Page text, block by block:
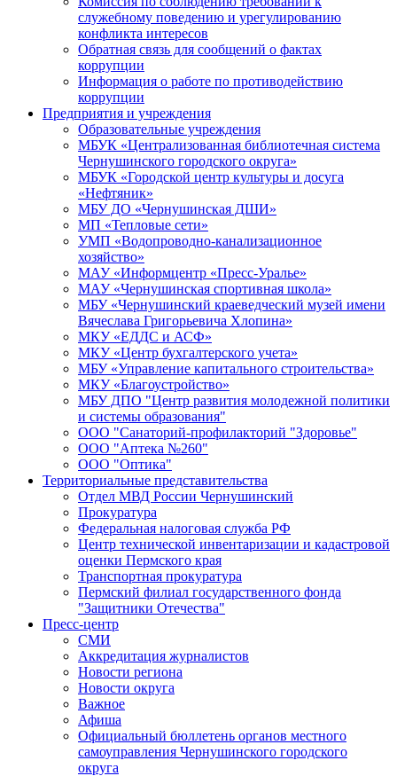
служебному поведению и урегулированию
конфликта интересов
Обратная связь для сообщений о фактах
коррупции
Информация о работе по противодействию
коррупции
Предприятия и учреждения
Образовательные учреждения
МБУК «Централизованная библиотечная система
Чернушинского городского округа»
МБУК «Городской центр культуры и досуга
«Нефтяник»
МБУ ДО «Чернушинская ДШИ»
МП «Тепловые сети»
УМП «Водопроводно-канализационное
хозяйство»
МАУ «Информцентр «Пресс-Уралье»
МАУ «Чернушинская спортивная школа»
МБУ «Чернушинский краеведческий музей имени
Вячеслава Григорьевича Хлопина»
МКУ «ЕДДС и АСФ»
МКУ «Центр бухгалтерского учета»
МБУ «Управление капитального строительства»
МКУ «Благоустройство»
МБУ ДПО "Центр развития молодежной политики
и системы образования"
ООО "Санаторий-профилакторий "Здоровье"
ООО "Аптека №260"
ООО "Оптика"
Территориальные представительства
Отдел МВД России Чернушинский
Прокуратура
Федеральная налоговая служба РФ
Центр технической инвентаризации и кадастровой
оценки Пермского края
Транспортная прокуратура
Пермский филиал государственного фонда
"Защитники Отечества"
Пресс-центр
СМИ
Аккредитация журналистов
Новости региона
Новости округа
Важное
Афиша
Официальный бюллетень органов местного
самоуправления Чернушинского городского
округа